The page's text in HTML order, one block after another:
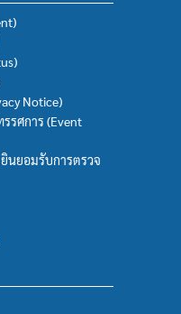
Notice)
รศการ (Event
นยอมรับการตรวจ